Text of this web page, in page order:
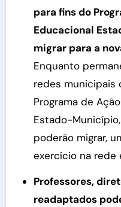
para fins do
Educacional
migrar para a
Enquanto
redes municipais
Programa de
Estado-
poderão migrar,
exercício na rede
Professores,
readaptados